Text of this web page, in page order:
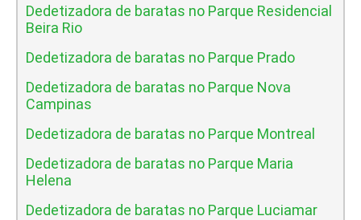
Dedetizadora de baratas no Parque Residencial
Beira Rio
Dedetizadora de baratas no Parque Prado
Dedetizadora de baratas no Parque Nova
Campinas
Dedetizadora de baratas no Parque Montreal
Dedetizadora de baratas no Parque Maria
Helena
Dedetizadora de baratas no Parque Luciamar